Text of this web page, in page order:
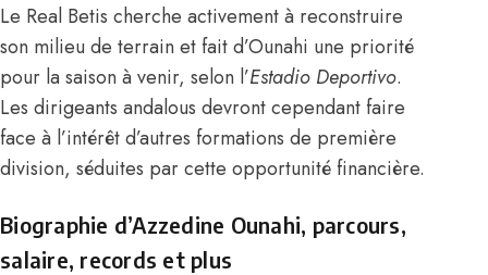
Le Real Betis cherche activement à reconstruire
son milieu de terrain et fait d’Ounahi une priorité
pour la saison à venir, selon l’Estadio Deportivo.
Les dirigeants andalous devront cependant faire
face à l’intérêt d’autres formations de première
division, séduites par cette opportunité financière.
Biographie d’Azzedine Ounahi, parcours,
salaire, records et plus